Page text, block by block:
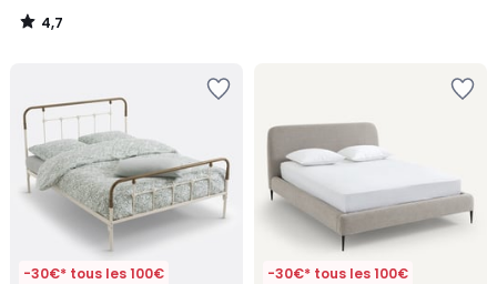
4,7
/
-30€* tous les 100€ -30€* tous les 100€